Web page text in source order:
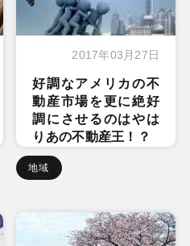
2017年03月27日
好調なアメリカの不
動産市場を更に絶好
調にさせるのはやは
りあの不動産王！？
地域